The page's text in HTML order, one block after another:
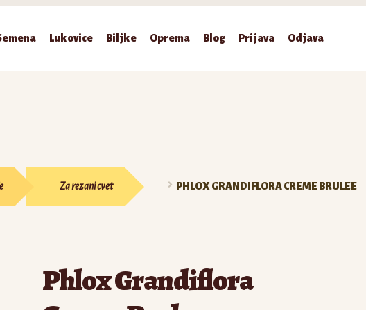
Lukovice Biljke Oprema Blog Prijava
Odjava
Za rezani cvet PHLOX GRANDIFLORA CREME BRULEE
Phlox Grandiflora